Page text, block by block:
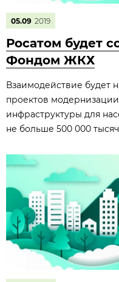
05.09 2019
Росатом будет
Фондом ЖКХ
Взаимодействие будет
проектов
инфраструктуры для
не больше 500 000